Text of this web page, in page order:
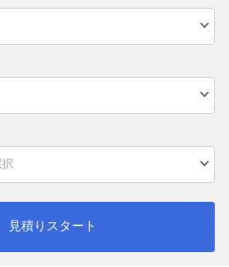
見積りスタート